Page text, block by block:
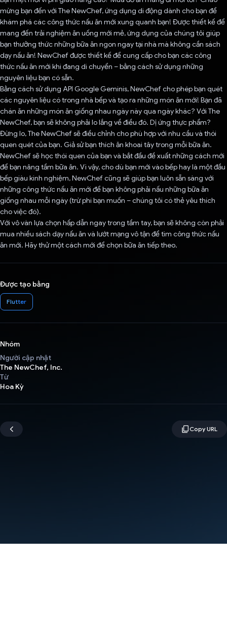
mừng bạn đến với The NewChef, ứng dụng di động dành cho bạn để
khám phá các công thức nấu ăn mới xung quanh bạn! Được thiết kế để
mang đến trải nghiệm ăn uống mới mẻ, ứng dụng của chúng tôi giúp
bạn thưởng thức những bữa ăn ngon ngay tại nhà mà không cần sách
dạy nấu ăn! NewChef được thiết kế để cung cấp cho bạn các công
thức nấu ăn mới khi đang di chuyển – bằng cách sử dụng những
nguyên liệu bạn có sẵn.
Bằng cách sử dụng API Google Geminis, NewChef cho phép bạn quét
các nguyên liệu có trong nhà bếp và tạo ra những món ăn mới! Bạn đã
chán ăn những món ăn giống nhau ngày này qua ngày khác? Với The
NewChef, bạn sẽ không phải lo lắng về điều đó. Dị ứng thực phẩm?
Đừng lo, The NewChef sẽ điều chỉnh cho phù hợp với nhu cầu và thói
quen quét của bạn. Giả sử bạn thích ăn khoai tây trong mỗi bữa ăn.
NewChef sẽ học thói quen của bạn và bắt đầu đề xuất những cách mới
để bạn nâng tầm bữa ăn. Vì vậy, cho dù bạn mới vào bếp hay là một đầu
bếp giàu kinh nghiệm, NewChef cũng sẽ giúp bạn luôn sẵn sàng với
những công thức nấu ăn mới để bạn không phải nấu những bữa ăn
giống nhau mỗi ngày (trừ phi bạn muốn – chúng tôi có thẻ yêu thích
cho việc đó).
Với vô vàn lựa chọn hấp dẫn ngay trong tầm tay, bạn sẽ không còn phải
mua nhiều sách dạy nấu ăn và lướt mạng vô tận để tìm công thức nấu
ăn mới. Hãy thử một cách mới để chọn bữa ăn tiếp theo.
Được tạo bằng
Flutter
Nhóm
Người cập nhật
The NewChef, Inc.
Từ
Hoa Kỳ